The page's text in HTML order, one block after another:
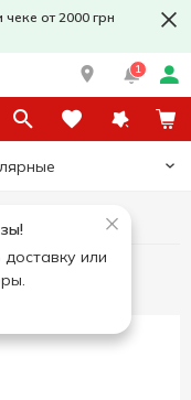
от 2000 грн
1
или